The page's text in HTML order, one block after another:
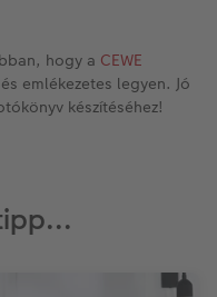
hogy a CEWE
emlékezetes legyen. Jó
készítéséhez!